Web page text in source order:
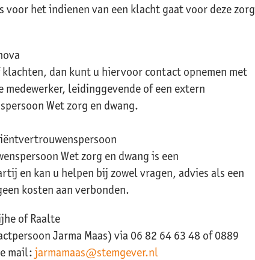
voor het indienen van een klacht gaat voor deze zorg
klachten, dan kunt u hiervoor contact opnemen met
medewerker, leidinggevende of een extern
Wet zorg en dwang.
Wet zorg en dwang is een
en kan u helpen bij zowel vragen, advies als een
kosten aan verbonden.
of Raalte
Jarma Maas) via 06 82 64 63 48 of 0889
mail: jarmamaas@stemgever.nl